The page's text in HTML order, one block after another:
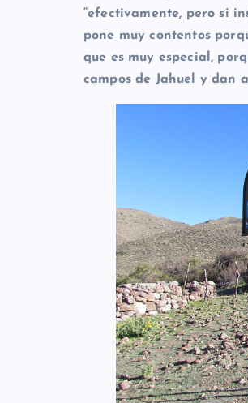
“efectivamente, pero si
pone muy contentos
que es muy especial,
campos de Jahuel y dan